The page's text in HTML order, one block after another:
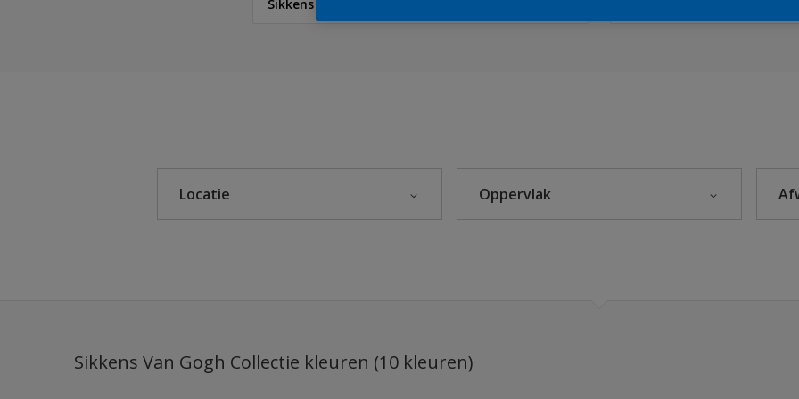
Sikkens Van Gogh Collectie kleuren
Sikkens Modern Klassieke Kleuren
Sikkens Kleurselectie Witten
Locatie Oppervlak
Sikkens Van Gogh Collectie kleuren (10 kleuren)